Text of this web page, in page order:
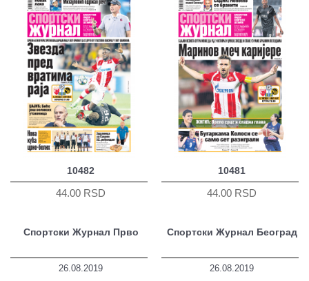
10482
44.00 RSD
10481
44.00 RSD
Спортски Журнал Прво
26.08.2019
Спортски Журнал Београд
26.08.2019